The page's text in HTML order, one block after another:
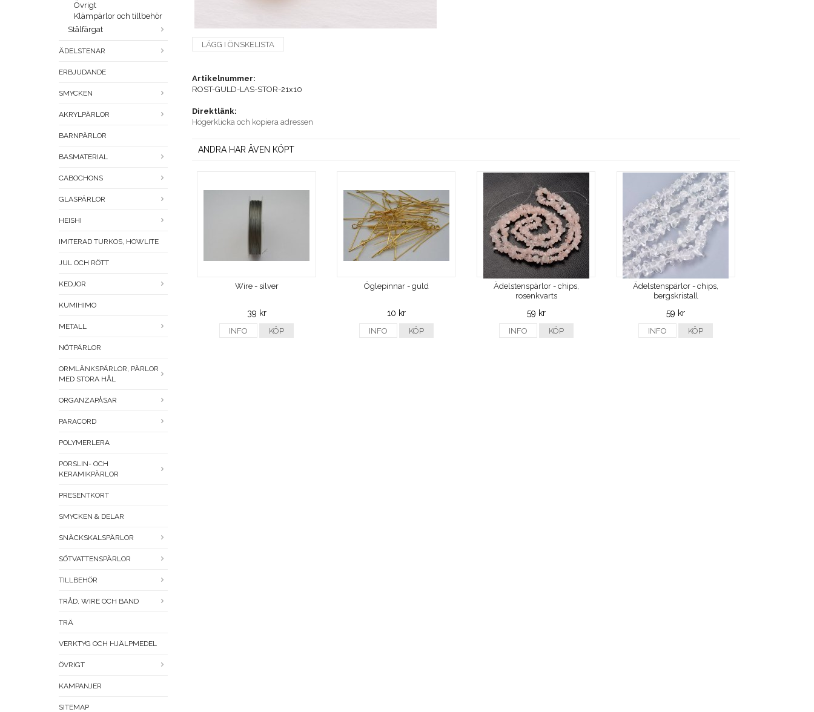
Övrigt
Klämpärlor och tillbehör
Stålfärgat
ÄDELSTENAR
ERBJUDANDE
SMYCKEN
AKRYLPÄRLOR
BARNPÄRLOR
BASMATERIAL
CABOCHONS
GLASPÄRLOR
HEISHI
IMITERAD TURKOS, HOWLITE
JUL OCH RÖTT
KEDJOR
KUMIHIMO
METALL
NÖTPÄRLOR
ORMLÄNKSPÄRLOR, PÄRLOR
MED STORA HÅL
ORGANZAPÅSAR
PARACORD
POLYMERLERA
PORSLIN- OCH
KERAMIKPÄRLOR
PRESENTKORT
SMYCKEN & DELAR
SNÄCKSKALSPÄRLOR
SÖTVATTENSPÄRLOR
TILLBEHÖR
TRÅD, WIRE OCH BAND
TRÄ
VERKTYG OCH HJÄLPMEDEL
ÖVRIGT
KAMPANJER
SITEMAP
LÄGG I ÖNSKELISTA
Artikelnummer:
ROST-GULD-LAS-STOR-21x10
Direktlänk:
Högerklicka och kopiera adressen
ANDRA HAR ÄVEN KÖPT
Wire - silver
39 kr
INFO KÖP
Öglepinnar - guld
10 kr
INFO KÖP
Ädelstenspärlor - chips,
rosenkvarts
59 kr
INFO KÖP
Ädelstenspärlor - chips,
bergskristall
59 kr
INFO KÖP